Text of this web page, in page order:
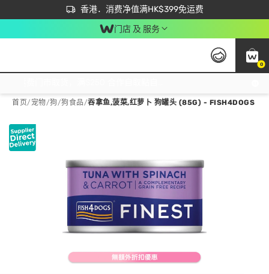
香港．消费净值满HK$399免运费
立即成为易赏钱会员尽享独家优惠
首次APP下单买满$450 输入 NEWAPP 即减$50
门店 及 服务
0
首页/ 宠物/狗/狗食品/吞拿鱼,菠菜,红萝卜 狗罐头 (85G) - FISH4DOGS